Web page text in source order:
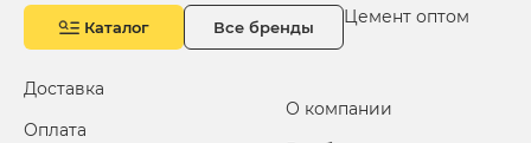
Каталог Все бренды Цемент оптом
Доставка
Оплата
О компании